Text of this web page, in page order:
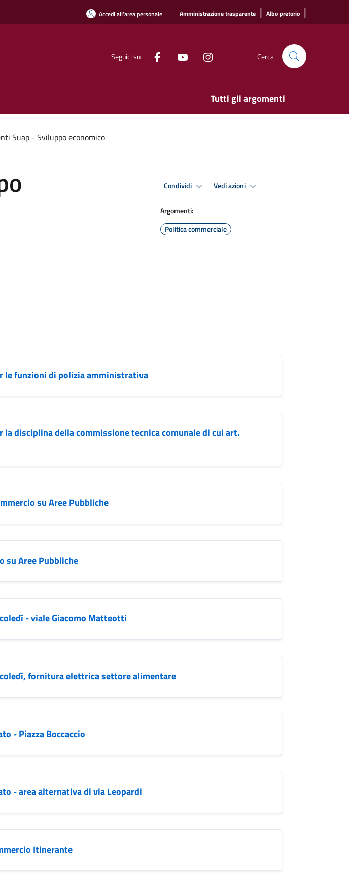
Accedi all'area personale Amministrazione trasparente | Albo pretorio |
Seguici su Cerca
Tutti gli argomenti
Suap - Sviluppo economico
Condividi Vedi azioni
Argomenti:
Politica commerciale
le funzioni di polizia amministrativa
la disciplina della commissione tecnica comunale di cui art.
su Aree Pubbliche
su Aree Pubbliche
- viale Giacomo Matteotti
fornitura elettrica settore alimentare
- Piazza Boccaccio
- area alternativa di via Leopardi
Itinerante